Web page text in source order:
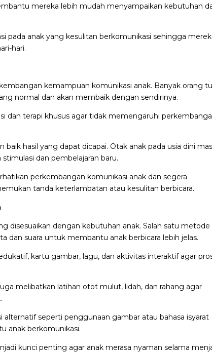
mereka lebih mudah menyampaikan kebutuhan
pada anak yang kesulitan berkomunikasi sehingga
hari.
kemampuan komunikasi anak. Banyak orang
normal dan akan membaik dengan sendirinya.
dan terapi khusus agar tidak memengaruhi
hasil yang dapat dicapai. Otak anak pada usia dini
dan pembelajaran baru.
perkembangan komunikasi anak dan segera
tanda keterlambatan atau kesulitan berbicara.
disesuaikan dengan kebutuhan anak. Salah satu metode
dan suara untuk membantu anak berbicara lebih jelas.
kartu gambar, lagu, dan aktivitas interaktif agar
melibatkan latihan otot mulut, lidah, dan rahang agar
seperti penggunaan gambar atau bahasa isyarat
anak berkomunikasi.
kunci penting agar anak merasa nyaman selama